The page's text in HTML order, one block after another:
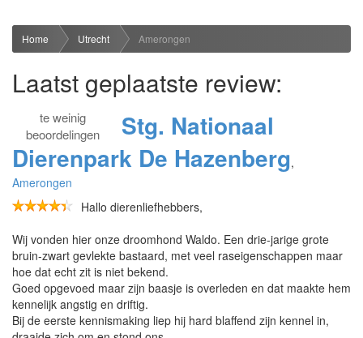
Home Utrecht Amerongen
Laatst geplaatste review:
teweinig
beoordelingen
Stg. Nationaal
Dierenpark De Hazenberg,
Amerongen
Hallo dierenliefhebbers,
Wij vonden hier onze droomhond Waldo. Een drie-jarige grote
bruin-zwart gevlekte bastaard, met veel raseigenschappen maar
hoe dat echt zit is niet bekend.
Goed opgevoed maar zijn baasje is overleden en dat maakte hem
kennelijk angstig en driftig.
Bij de eerste kennismaking liep hij hard blaffend zijn kennel in,